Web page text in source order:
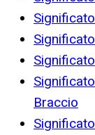
Braccio